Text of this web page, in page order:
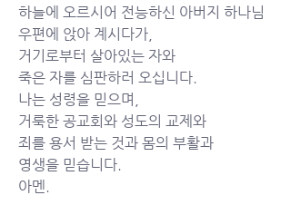
하늘에 오르시어 전능하신 아버지 하나님
우편에 앉아 계시다가,
거기로부터 살아있는 자와
죽은 자를 심판하러 오십니다.
나는 성령을 믿으며,
거룩한 공교회와 성도의 교제와
죄를 용서 받는 것과 몸의 부활과
영생을 믿습니다.
아멘.